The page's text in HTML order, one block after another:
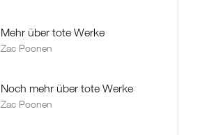
Mehr über tote Werke
Zac Poonen
Noch mehr über tote Werke
Zac Poonen